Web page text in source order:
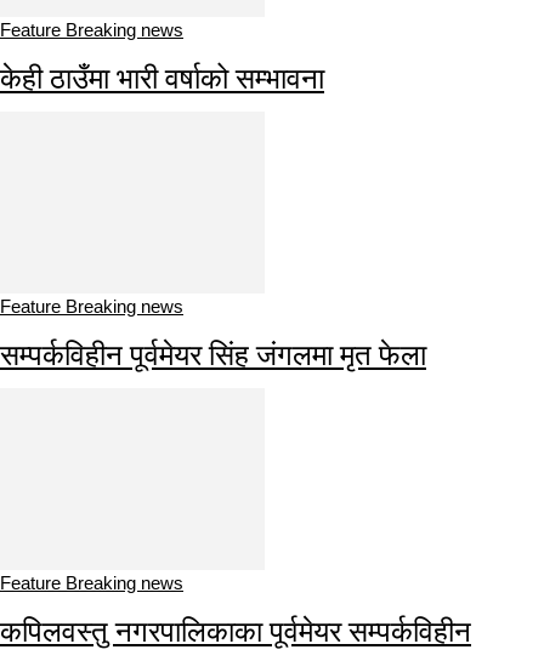
Feature Breaking news
केही ठाउँमा भारी वर्षाको सम्भावना
Feature Breaking news
सम्पर्कविहीन पूर्वमेयर सिंह जंगलमा मृत फेला
Feature Breaking news
कपिलवस्तु नगरपालिकाका पूर्वमेयर सम्पर्कविहीन